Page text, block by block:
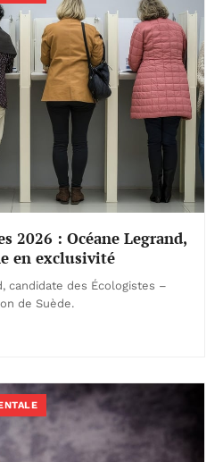
2026 : Océane Legrand,
en exclusivité
candidate des Écologistes –
de Suède.